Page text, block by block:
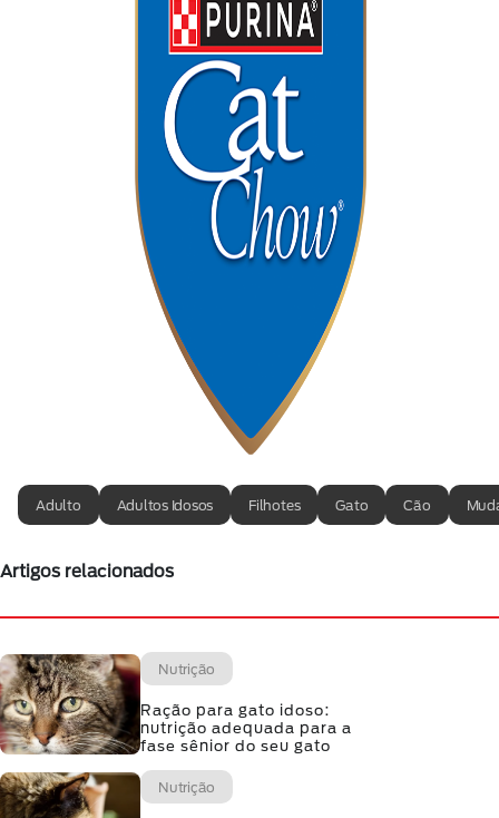
Adulto Adultos Idosos Filhotes Gato Cão
Artigos relacionados
Nutrição
Ração para gato idoso:
nutrição adequada para a
fase sênior do seu gato
Nutrição